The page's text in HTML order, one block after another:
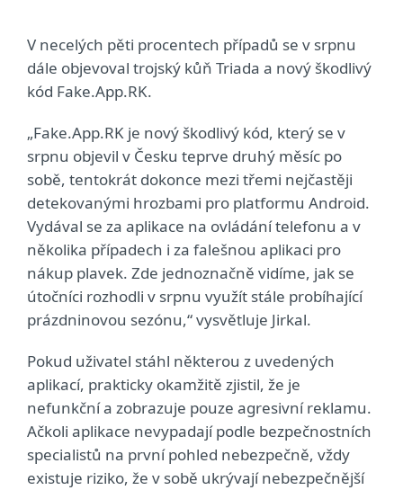
V necelých pěti procentech případů se v srpnu
dále objevoval trojský kůň Triada a nový škodlivý
kód Fake.App.RK.
„Fake.App.RK je nový škodlivý kód, který se v
srpnu objevil v Česku teprve druhý měsíc po
sobě, tentokrát dokonce mezi třemi nejčastěji
detekovanými hrozbami pro platformu Android.
Vydával se za aplikace na ovládání telefonu a v
několika případech i za falešnou aplikaci pro
nákup plavek. Zde jednoznačně vidíme, jak se
útočníci rozhodli v srpnu využít stále probíhající
prázdninovou sezónu,“ vysvětluje Jirkal.
Pokud uživatel stáhl některou z uvedených
aplikací, prakticky okamžitě zjistil, že je
nefunkční a zobrazuje pouze agresivní reklamu.
Ačkoli aplikace nevypadají podle bezpečnostních
specialistů na první pohled nebezpečně, vždy
existuje riziko, že v sobě ukrývají nebezpečnější